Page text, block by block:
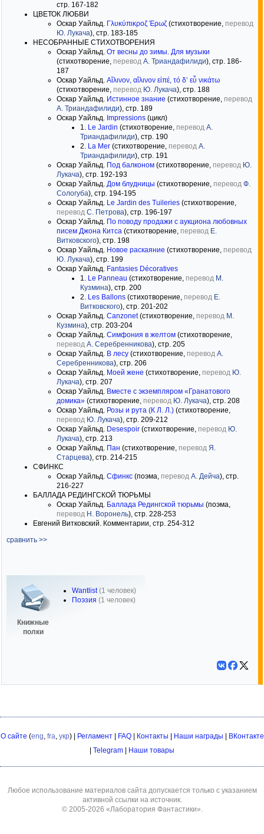
стр. 167-182
ЦВЕТОК ЛЮБВИ
Оскар Уайльд. Γλυκύπικροζ Έρωζ (стихотворение, перевод
Ю. Лукача), стр. 183-185
НЕСОБРАННЫЕ СТИХОТВОРЕНИЯ
Оскар Уайльд. От весны до зимы. Для музыки
(стихотворение, перевод А. Триандафилиди), стр. 186-
187
Оскар Уайльд. Αἴλινον, αἴλινον εἰπέ, τό δ’ εὖ νικάτω
(стихотворение, перевод Ю. Лукача), стр. 188
Оскар Уайльд. Истинное знание (стихотворение, перевод
А. Триандафилиди), стр. 189
Оскар Уайльд. Impressions (цикл)
1. Le Jardin (стихотворение, перевод А.
Триандафилиди), стр. 190
2. La Mer (стихотворение, перевод А.
Триандафилиди), стр. 191
Оскар Уайльд. Под балконом (стихотворение, перевод Ю.
Лукача), стр. 192-193
Оскар Уайльд. Дом блудницы (стихотворение, перевод Ф.
Сологуба), стр. 194-195
Оскар Уайльд. Le Jardin des Tuileries (стихотворение,
перевод С. Петрова), стр. 196-197
Оскар Уайльд. По поводу продажи с аукциона любовных
писем Джона Китса (стихотворение, перевод Е.
Витковского), стр. 198
Оскар Уайльд. Новое раскаяние (стихотворение, перевод
Ю. Лукача), стр. 199
Оскар Уайльд. Fantasies Décoratives
1. Le Panneau (стихотворение, перевод М.
Кузмина), стр. 200
2. Les Ballons (стихотворение, перевод Е.
Витковского), стр. 201-202
Оскар Уайльд. Canzonet(стихотворение, перевод М.
Кузмина), стр. 203-204
Оскар Уайльд. Симфония в желтом (стихотворение,
перевод А. Серебренникова), стр. 205
Оскар Уайльд. В лесу (стихотворение, перевод А.
Серебренникова), стр. 206
Оскар Уайльд. Моей жене (стихотворение, перевод Ю.
Лукача), стр. 207
Оскар Уайльд. Вместе с экземпляром «Гранатового
домика» (стихотворение, перевод Ю. Лукача), стр. 208
Оскар Уайльд. Розы и рута (К Л. Л.) (стихотворение,
перевод Ю. Лукача), стр. 209-212
Оскар Уайльд. Desespoir (стихотворение, перевод Ю.
Лукача), стр. 213
Оскар Уайльд. Пан (стихотворение, перевод Я.
Старцева), стр. 214-215
СФИНКС
Оскар Уайльд. Сфинкс (поэма, перевод А. Дейча), стр.
216-227
БАЛЛАДА РЕДИНГСКОЙ ТЮРЬМЫ
Оскар Уайльд. Баллада Редингской тюрьмы (поэма,
перевод Н. Воронель), стр. 228-253
Евгений Витковский. Комментарии, стр. 254-312
сравнить >>
Книжные
полки
Wantlist (1 человек)
Поэзия (1 человек)
О сайте (eng, fra, укр) | Регламент| FAQ| Контакты Наши награды
ВКонтакте
Telegram Наши товары
Любое использование материалов сайта допускается только с указанием
активной ссылки на источник.
© 2005-2026 «Лаборатория Фантастики».